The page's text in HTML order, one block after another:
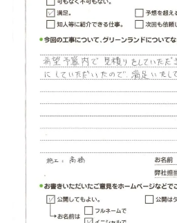
採用情報